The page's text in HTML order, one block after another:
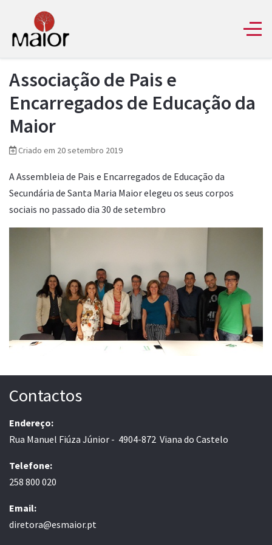
Associação de Pais e
Encarregados de Educação da
Maior
Criado em 20 setembro 2019
A Assembleia de Pais e Encarregados de Educação da
Secundária de Santa Maria Maior elegeu os seus corpos
sociais no passado dia 30 de setembro
Contactos
Endereço:
Rua Manuel Fiúza Júnior - 4904-872 Viana do Castelo
Telefone:
258 800 020
Email:
diretora@esmaior.pt